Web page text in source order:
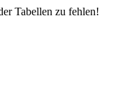
Tabellen zu fehlen!